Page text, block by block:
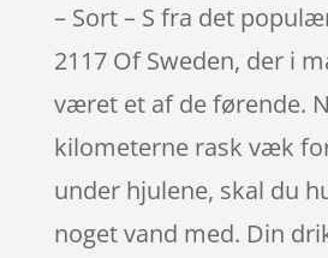
– Sort – S fra det
2117 Of Sweden, der i
været et af de førende.
kilometerne rask væk
under hjulene, skal du
noget vand med. Din